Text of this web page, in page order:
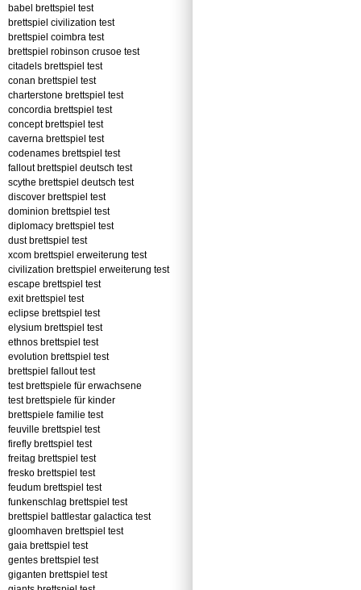
babel brettspiel test
brettspiel civilization test
brettspiel coimbra test
brettspiel robinson crusoe test
citadels brettspiel test
conan brettspiel test
charterstone brettspiel test
concordia brettspiel test
concept brettspiel test
caverna brettspiel test
codenames brettspiel test
fallout brettspiel deutsch test
scythe brettspiel deutsch test
discover brettspiel test
dominion brettspiel test
diplomacy brettspiel test
dust brettspiel test
xcom brettspiel erweiterung test
civilization brettspiel erweiterung test
escape brettspiel test
exit brettspiel test
eclipse brettspiel test
elysium brettspiel test
ethnos brettspiel test
evolution brettspiel test
brettspiel fallout test
test brettspiele für erwachsene
test brettspiele für kinder
brettspiele familie test
feuville brettspiel test
firefly brettspiel test
freitag brettspiel test
fresko brettspiel test
feudum brettspiel test
funkenschlag brettspiel test
brettspiel battlestar galactica test
gloomhaven brettspiel test
gaia brettspiel test
gentes brettspiel test
giganten brettspiel test